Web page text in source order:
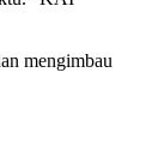
mengimbau